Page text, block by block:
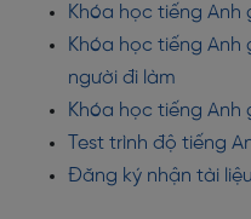
Khóa học tiếng Anh
Khóa học tiếng
người đi làm
Khóa học tiếng Anh
Test trình độ tiếng
Đăng ký nhận tài